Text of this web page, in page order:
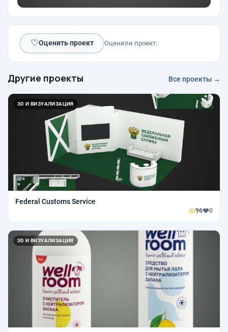
♡Оценить проект Оценили проект:
Другие проекты Все проекты →
3D И ВИЗУАЛИЗАЦИЯ
Federal Customs Service
96 0
3D И ВИЗУАЛИЗАЦИЯ